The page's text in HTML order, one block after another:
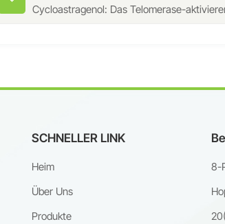
Cycloastragenol: Das Telomerase-
SCHNELLER LINK
Heim
Über Uns
Produkte
8-